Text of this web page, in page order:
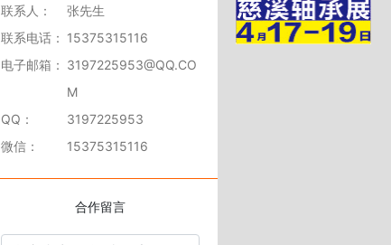
联系人：
张先生
联系电话： 15375315116
电子邮箱： 3197225953@QQ.CO
M
QQ：
3197225953
微信：
15375315116
合作留言